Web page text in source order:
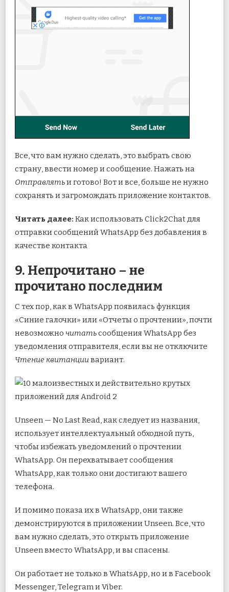
Все, что вам нужно сделать, это выбрать свою
страну, ввести номер и сообщение. Нажать на
Отправлятьи готово! Вот и все, больше не нужно
сохранять и загромождать приложение контактов.
Читать далее: Как использовать Click2Chat для
отправки сообщений WhatsApp без добавления в
качестве контакта
9. Непрочитано – не
прочитано последним
С тех пор, как в WhatsApp появилась функция
«Синие галочки» или «Отчеты о прочтении», почти
невозможно читатьсообщения WhatsApp без
уведомления отправителя, если вы не отключите
Чтение квитанции вариант.
Unseen — No Last Read, как следует из названия,
использует интеллектуальный обходной путь,
чтобы избежать уведомлений о прочтении
WhatsApp. Он перехватывает сообщения
WhatsApp, как только они достигают вашего
телефона.
И помимо показа их в WhatsApp, они также
демонстрируются в приложении Unseen. Все, что
вам нужно сделать, это открыть приложение
Unseen вместо WhatsApp, и вы спасены.
Он работает не только в WhatsApp, но и в Facebook
Messenger, Telegram и Viber.